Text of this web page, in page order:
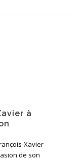
à
Xavier
de son